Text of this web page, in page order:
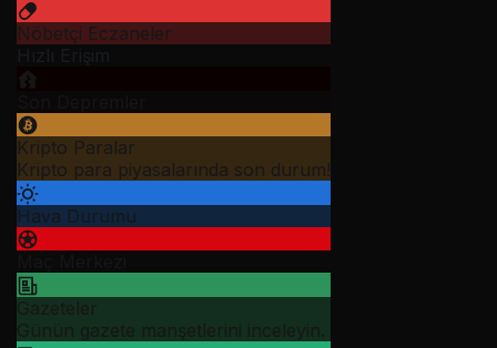
Nöbetçi Eczaneler
Kripto Paralar
Kripto para piyasalarında son durum!
Hava Durumu
Gazeteler
Günün gazete manşetlerini inceleyin.